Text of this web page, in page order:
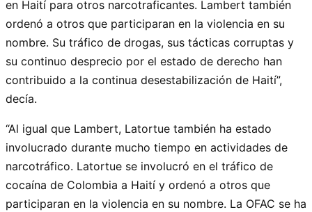
en Haití para otros narcotraficantes. Lambert también
ordenó a otros que participaran en la violencia en su
nombre. Su tráfico de drogas, sus tácticas corruptas y
su continuo desprecio por el estado de derecho han
contribuido a la continua desestabilización de Haití”,
decía.
“Al igual que Lambert, Latortue también ha estado
involucrado durante mucho tiempo en actividades de
narcotráfico. Latortue se involucró en el tráfico de
cocaína de Colombia a Haití y ordenó a otros que
participaran en la violencia en su nombre. La OFAC se ha